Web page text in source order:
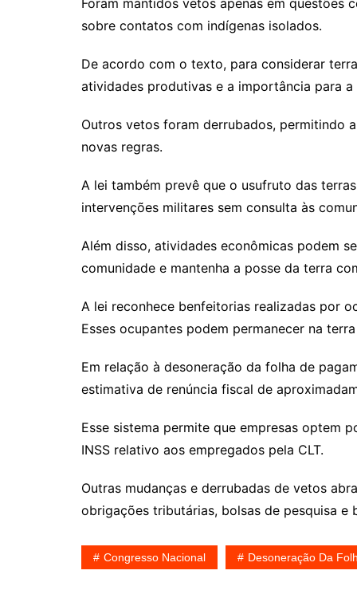
Foram mantidos vetos apenas em questões
sobre contatos com indígenas isolados.
De acordo com o texto, para considerar
atividades produtivas e a importância para
Outros vetos foram derrubados, permitindo
novas regras.
A lei também prevê que o usufruto das
intervenções militares sem consulta às
Além disso, atividades econômicas podem
comunidade e mantenha a posse da terra
A lei reconhece benfeitorias realizadas por
Esses ocupantes podem permanecer na
Em relação à desoneração da folha de
estimativa de renúncia fiscal de
Esse sistema permite que empresas optem
INSS relativo aos empregados pela CLT.
Outras mudanças e derrubadas de vetos
obrigações tributárias, bolsas de pesquisa
Congresso Nacional Desoneração Da